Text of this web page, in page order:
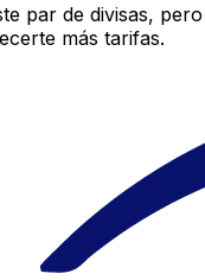
par de divisas,
más tarifas.